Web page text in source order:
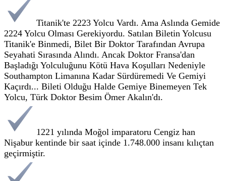
Titanik'te 2223 Yolcu Vardı. Ama Aslında Gemide
2224 Yolcu Olması Gerekiyordu. Satılan Biletin Yolcusu
Titanik'e Binmedi, Bilet Bir Doktor Tarafından Avrupa
Seyahati Sırasında Alındı. Ancak Doktor Fransa'dan
Başladığı Yolculuğunu Kötü Hava Koşulları Nedeniyle
Southampton Limanına Kadar Sürdüremedi Ve Gemiyi
Kaçırdı... Bileti Olduğu Halde Gemiye Binemeyen Tek
Yolcu, Türk Doktor Besim Ömer Akalın'dı.
1221 yılında Moğol imparatoru Cengiz han
Nişabur kentinde bir saat içinde 1.748.000 insanı kılıçtan
geçirmiştir.